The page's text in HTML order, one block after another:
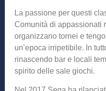
La passione per questi
Comunità di appassionati
organizzano tornei e
un’epoca irripetibile. In
rinascendo bar e locali
spirito delle sale giochi.